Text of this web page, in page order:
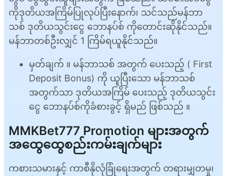
ကိုဒုတိယအကြိမ်ပြုလုပ်ပြီးနောက်၊ သင်သည်မန်ဘာ
သစ် ဒုတိယသွင်းငွေ ဘောနပ်စ် ကိုတောင်းဆိုနိုင်သည်။
မန်ဘာတစ်ဦးလျှင် 1 ကြိမ်ရယူနိုင်သည်။
မှတ်ချက် ။ မန်ဘာသစ် အတွက် ပေးသည့် ( First
Deposit Bonus) ကို ယူပြီးသော မန်ဘာသစ်
အတွက်သာ ဒုတိယအကြိမ် ပေးသည့် ဒုတိယသွင်း
ငွေ ဘောနပ်စ်ကိုခံစားခွင့် ရှိမည် ဖြစ်သည် ။
MMKBet777 Promotion များအတွက်
အထွေထွေစည်းကမ်းချက်များ
ကစားသမားနှင့် ကာစီနိုလုံခြုံရေးအတွက် တရားမျှတမှု၊